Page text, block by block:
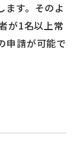
ます。そのよ
が1名以上常
申請が可能で